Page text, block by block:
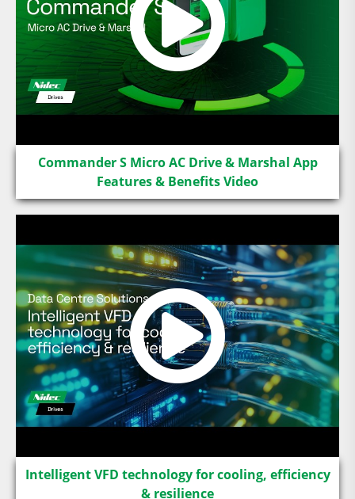
Commander S Micro AC Drive & Marshal App
Features & Benefits Video
Intelligent VFD technology for cooling, efficiency
& resilience